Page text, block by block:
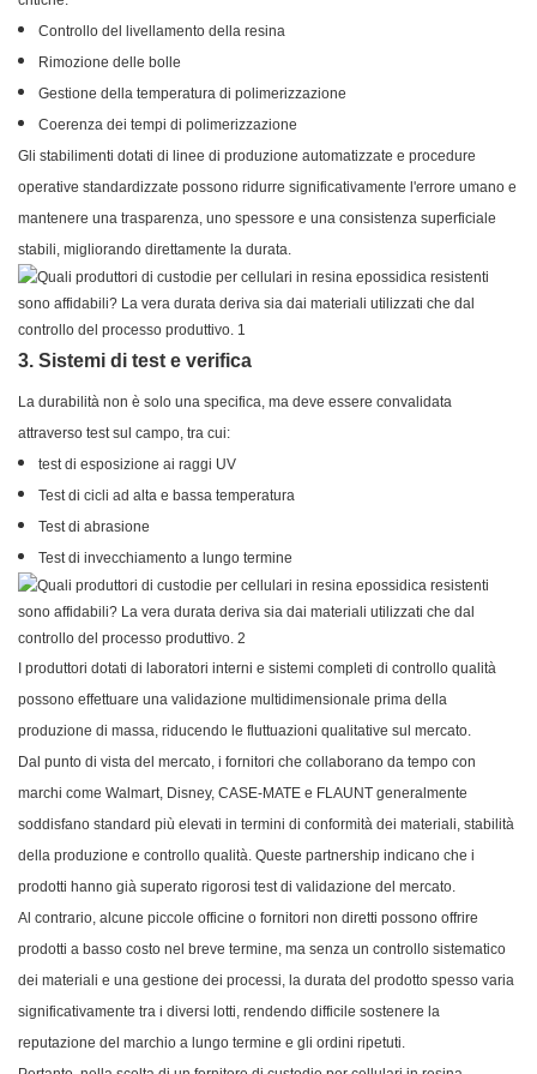
Controllo del livellamento della resina
Rimozione delle bolle
Gestione della temperatura di polimerizzazione
Coerenza dei tempi di polimerizzazione
Gli stabilimenti dotati di linee di produzione automatizzate e procedure
operative standardizzate possono ridurre significativamente l'errore umano e
mantenere una trasparenza, uno spessore e una consistenza superficiale
stabili, migliorando direttamente la durata.
3. Sistemi di test e verifica
La durabilità non è solo una specifica, ma deve essere convalidata
attraverso test sul campo, tra cui:
test di esposizione ai raggi UV
Test di cicli ad alta e bassa temperatura
Test di abrasione
Test di invecchiamento a lungo termine
I produttori dotati di laboratori interni e sistemi completi di controllo qualità
possono effettuare una validazione multidimensionale prima della
produzione di massa, riducendo le fluttuazioni qualitative sul mercato.
Dal punto di vista del mercato, i fornitori che collaborano da tempo con
marchi come Walmart, Disney, CASE-MATE e FLAUNT generalmente
soddisfano standard più elevati in termini di conformità dei materiali, stabilità
della produzione e controllo qualità. Queste partnership indicano che i
prodotti hanno già superato rigorosi test di validazione del mercato.
Al contrario, alcune piccole officine o fornitori non diretti possono offrire
prodotti a basso costo nel breve termine, ma senza un controllo sistematico
dei materiali e una gestione dei processi, la durata del prodotto spesso varia
significativamente tra i diversi lotti, rendendo difficile sostenere la
reputazione del marchio a lungo termine e gli ordini ripetuti.